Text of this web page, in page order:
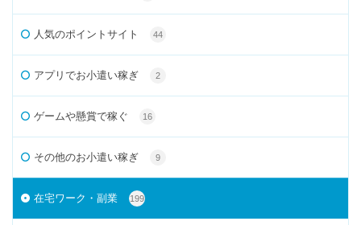
人気のポイントサイト 44
アプリでお小遣い稼ぎ 2
ゲームや懸賞で稼ぐ 16
その他のお小遣い稼ぎ 9
在宅ワーク・副業 199